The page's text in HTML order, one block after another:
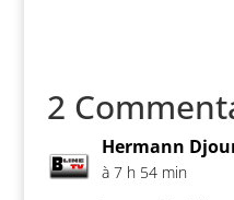
2
Hermann
à 7 h 54 min